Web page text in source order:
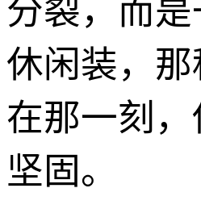
分裂，而
休闲装，
在那一刻
坚固。